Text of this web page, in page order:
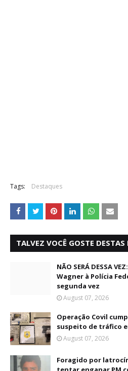
Tags: Destaques
TALVEZ VOCÊ GOSTE DESTAS
NÃO SERÁ DESSA
Wagner à Polícia
segunda vez
August 07, 2026
Operação Covil
suspeito de tráfico
August 07, 2026
Foragido por